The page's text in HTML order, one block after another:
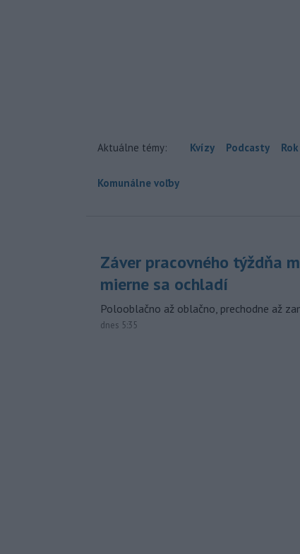
Aktuálne témy: Kvízy Podcasty
Komunálne voľby
Záver pracovného týždňa
mierne sa ochladí
Polooblačno až oblačno, prechodne až
dnes 5:35